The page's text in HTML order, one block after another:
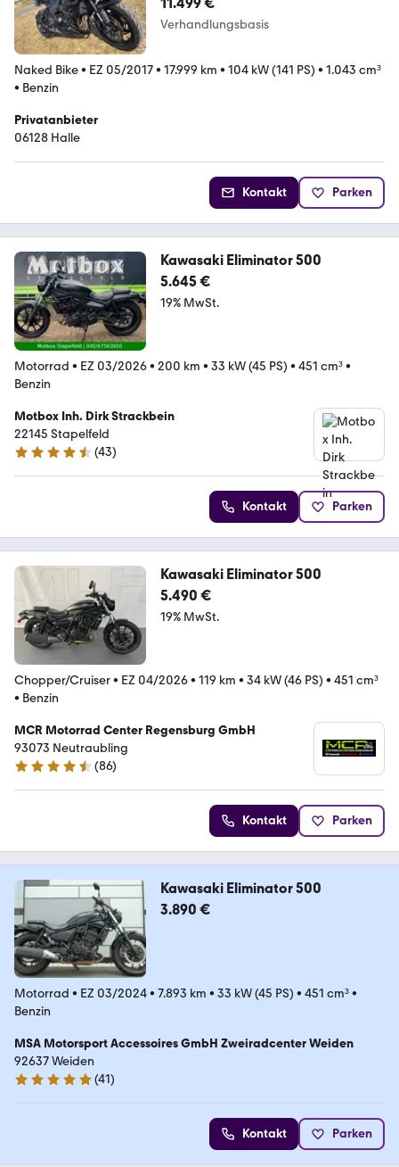
Verhandlungsbasis
Naked Bike• EZ 05/2017• 17.999 km • 104 kW (141 PS) • 1.043 cm³
• Benzin
Privatanbieter
06128 Halle
Kontakt Parken
Kawasaki Eliminator 500
5.645 €
19% MwSt.
Motorrad • EZ 03/2026• 200 km • 33 kW (45 PS) • 451 cm³•
Benzin
Motbox Inh. Dirk Strackbein
22145 Stapelfeld
4.6 Sterne
(43)
Kontakt Parken
Kawasaki Eliminator 500
5.490 €
19% MwSt.
Chopper/Cruiser• EZ 04/2026• 119 km • 34 kW (46 PS) • 451 cm³
• Benzin
MCR Motorrad Center Regensburg GmbH
93073 Neutraubling
4.6 Sterne
(86)
Kontakt Parken
Kawasaki Eliminator 500
3.890 €
Motorrad • EZ 03/2024• 7.893 km • 33 kW (45 PS) • 451 cm³•
Benzin
MSA Motorsport Accessoires GmbH Zweiradcenter Weiden
92637 Weiden
4.9 Sterne
(41)
Kontakt Parken